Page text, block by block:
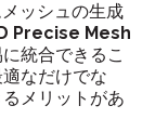
ッシュの生成
Precise Mesh
統合できるこ
なだけでな
メリットがあ